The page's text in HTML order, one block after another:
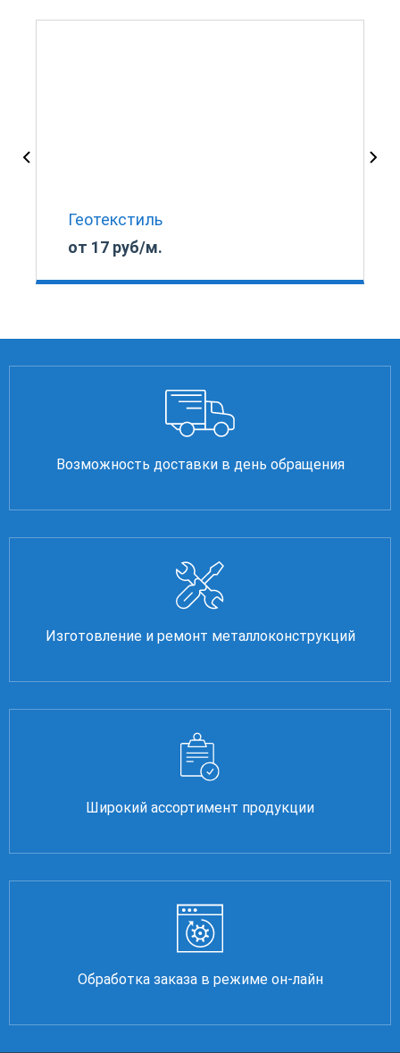
Геотекстиль
от 17 руб/м.
Возможность доставки в день обращения
Изготовление и ремонт металлоконструкций
Широкий ассортимент продукции
Обработка заказа в режиме он-лайн